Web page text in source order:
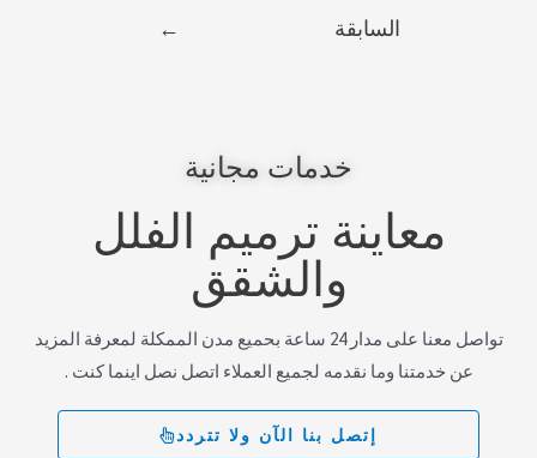
السابقة
←
خدمات مجانية
معاينة ترميم الفلل
والشقق
تواصل معنا على مدار 24 ساعة بحميع مدن الممكلة لمعرفة المزيد
عن خدمتنا وما نقدمه لجميع العملاء اتصل نصل اينما كنت .
إتصل بنا الآن ولا تتردد